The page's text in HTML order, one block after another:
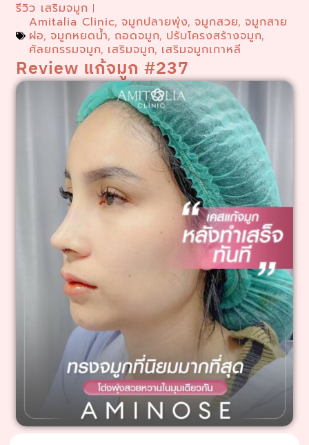
รีวิว เสริมจมูก
Amitalia Clinic,จมูกปลายพุ่ง,จมูกสวย,จมูกสาย
ฝอ,จมูกหยดน้ำ, ถอดจมูก, ปรับโครงสร้างจมูก,
ศัลยกรรมจมูก, เสริมจมูก, เสริมจมูกเกาหลี
Review แก้จมูก #237